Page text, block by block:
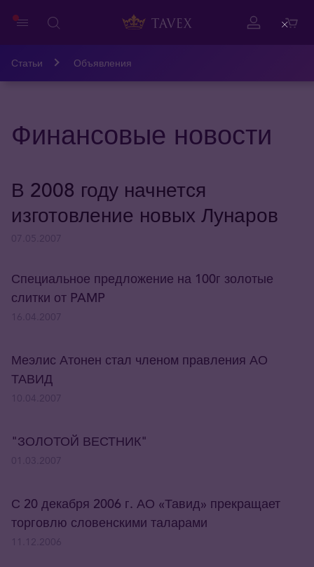
Статьи Объявления
Финансовые новости
В 2008 году начнется
изготовление новых Лунаров
Специальное предложение на 100г золотые
слитки от PAMP
Меэлис Атонен стал членом правления АО
ТАВИД
"ЗОЛОТОЙ ВЕСТНИК"
С 20 декабря 2006 г. АО «Тавид» прекращает
торговлю словенскими таларами
Close